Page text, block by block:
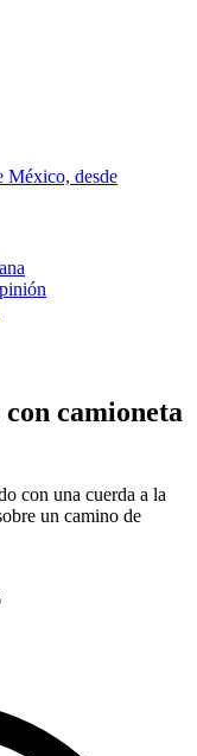
México, desde
camioneta
con una cuerda a la
un camino de